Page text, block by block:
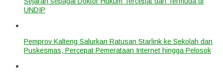
UNDIP
Pemprov Kalteng Salurkan Ratusan Starlink ke Sekolah dan
Puskesmas, Percepat Pemerataan Internet hingga Pelosok